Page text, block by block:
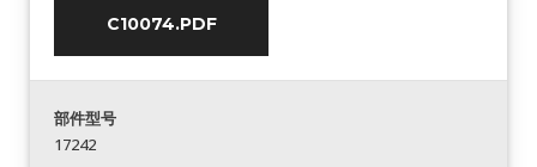
C10074.PDF
部件型号
17242